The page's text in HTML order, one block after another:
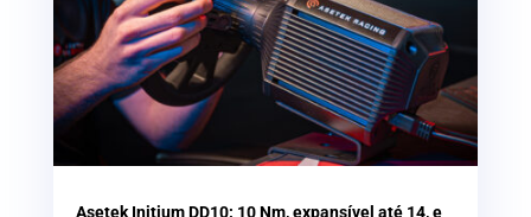
Asetek Initium DD10: 10 Nm, expansível até 14, e